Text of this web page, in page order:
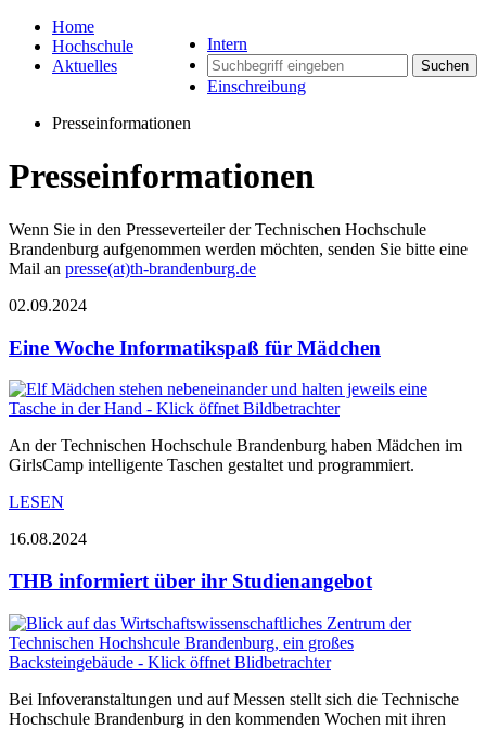
Intern
Suchen
Einschreibung
Home
Hochschule
Aktuelles
Presseinformationen
Presseinformationen
Wenn Sie in den Presseverteiler der Technischen Hochschule
Brandenburg aufgenommen werden möchten, senden Sie bitte eine
Mail an presse(at)th-brandenburg.de
02.09.2024
Eine Woche Informatikspaß für Mädchen
An der Technischen Hochschule Brandenburg haben Mädchen im
GirlsCamp intelligente Taschen gestaltet und programmiert.
LESEN
16.08.2024
THB informiert über ihr Studienangebot
Bei Infoveranstaltungen und auf Messen stellt sich die Technische
Hochschule Brandenburg in den kommenden Wochen mit ihren